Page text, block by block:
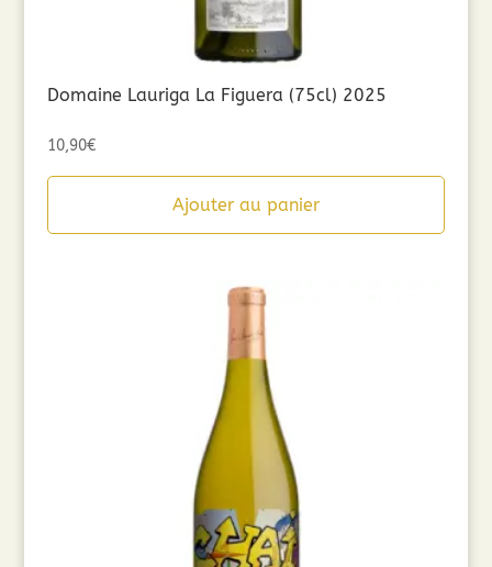
Domaine Lauriga La Figuera (75cl) 2025
10,90€
Ajouter au panier